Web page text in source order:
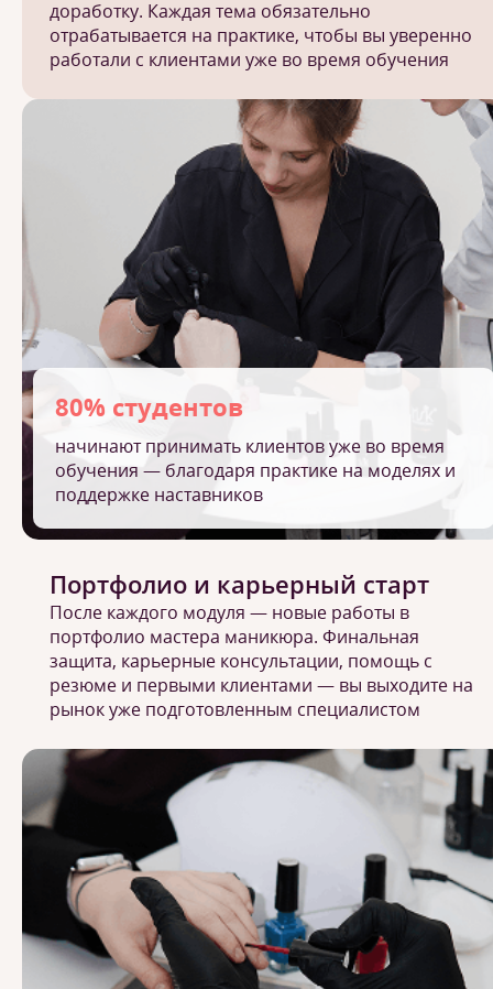
доработку. Каждая тема обязательно
отрабатывается на практике, чтобы вы уверенно
работали с клиентами уже во время обучения
80% студентов
начинают принимать клиентов уже во время
обучения — благодаря практике на моделях и
поддержке наставников
Портфолио и карьерный старт
После каждого модуля — новые работы в
портфолио мастера маникюра. Финальная
защита, карьерные консультации, помощь с
резюме и первыми клиентами — вы выходите на
рынок уже подготовленным специалистом